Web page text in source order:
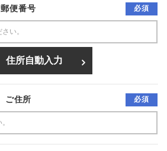
郵便番号 必須
住所自動入力
ご住所 必須